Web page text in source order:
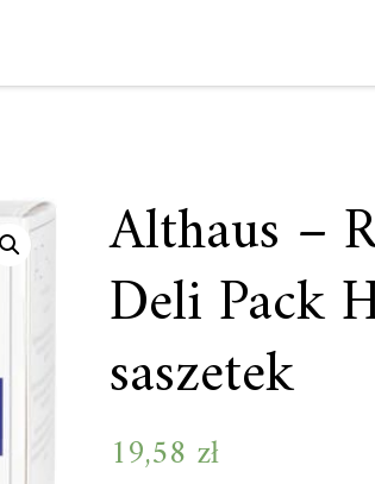
Althaus –
Deli Pack
saszetek
19,58 zł